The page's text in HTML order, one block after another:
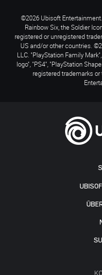
©2026 Ubisoft
Rainbow Six, the Soldier
registered or unregistered
US and/or other countries.
LLC. "PlayStation Family
logo", "PS4", "PlayStation
registered trademarks